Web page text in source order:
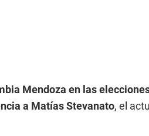
Mendoza en las
a Matías Stevanato, el